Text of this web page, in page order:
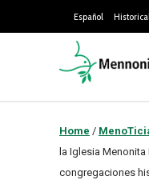
Español
Home /
la Iglesia
congregaciones